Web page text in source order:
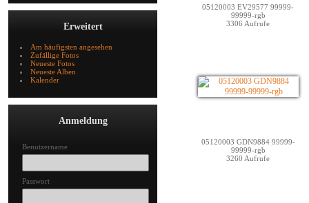
Erweitert
Am häufigsten angesehen
Zufällige Fotos
Neueste Fotos
Neueste Alben
Kalender
Anmeldung
Benutzername
Passwort
05120003 EV29577 99999-
99999-rgb
3306 Aufrufe
05120003 GDN9884 99999-
99999-rgb
3260 Aufrufe